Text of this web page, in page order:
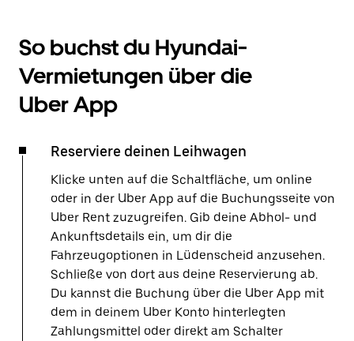
So buchst du Hyundai-
Vermietungen über die
Uber App
Reserviere deinen Leihwagen
Klicke unten auf die Schaltfläche, um online
oder in der Uber App auf die Buchungsseite von
Uber Rent zuzugreifen. Gib deine Abhol- und
Ankunftsdetails ein, um dir die
Fahrzeugoptionen in Lüdenscheid anzusehen.
Schließe von dort aus deine Reservierung ab.
Du kannst die Buchung über die Uber App mit
dem in deinem Uber Konto hinterlegten
Zahlungsmittel oder direkt am Schalter